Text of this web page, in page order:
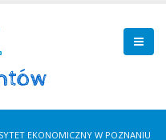
EKONOMICZNY W POZNANIU